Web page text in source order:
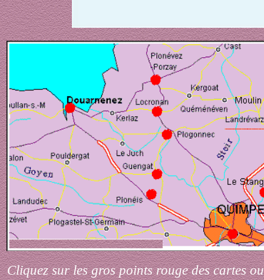
Cliquez sur les gros points rouge des cartes